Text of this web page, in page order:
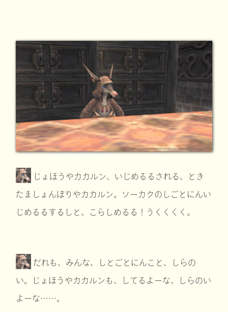
じょほうやカカルン、いじめるるされる、とき
たましょんぼりやカカルン。ソーカクのしごとにんい
じめるるするしと、こらしめるる！うくくくく。
だれも、みんな、しとごとにんこと、しらの
い。じょほうやカカルンも、してるよーな、しらのい
よーな……。